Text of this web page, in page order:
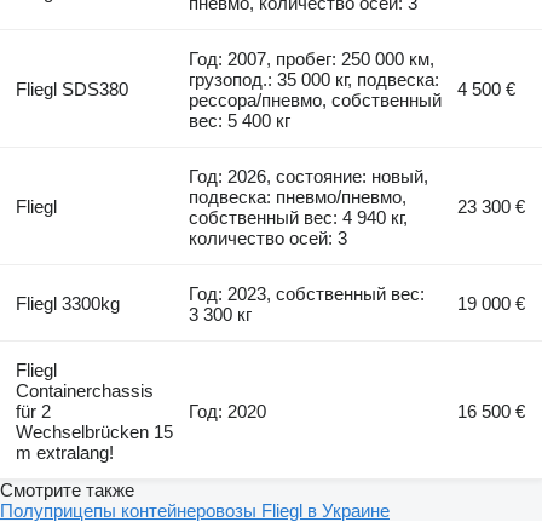
Fliegl SDS380
Год: 2007, пробег: 250 000 км,
грузопод.: 35 000 кг, подвеска:
рессора/пневмо, собственный
вес: 5 400 кг
4 500 €
Fliegl
Год: 2026, состояние: новый,
подвеска: пневмо/пневмо,
собственный вес: 4 940 кг,
количество осей: 3
23 300 €
Fliegl 3300kg
Год: 2023, собственный вес:
3 300 кг
19 000 €
Fliegl
Containerchassis
für 2
Wechselbrücken 15
m extralang!
Год: 2020 16 500 €
Смотрите также
Полуприцепы контейнеровозы Fliegl в Украине